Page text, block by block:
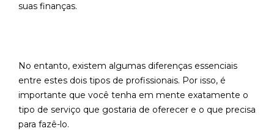
suas finanças.
No entanto, existem algumas diferenças essenciais
entre estes dois tipos de profissionais. Por isso, é
importante que você tenha em mente exatamente o
tipo de serviço que gostaria de oferecer e o que precisa
para fazê-lo.